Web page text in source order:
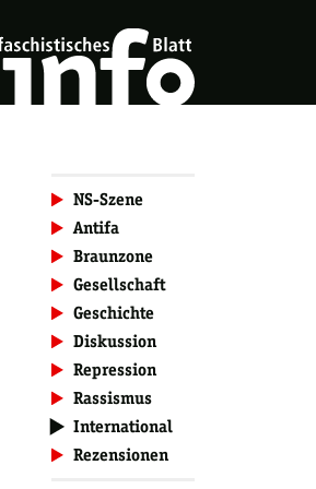
NS-Szene
Antifa
Braunzone
Gesellschaft
Geschichte
Diskussion
Repression
Rassismus
International
Rezensionen